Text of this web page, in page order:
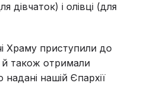
дівчаток) і олівці (для
Храму приступили до
й також отримали
нашій Єпархії